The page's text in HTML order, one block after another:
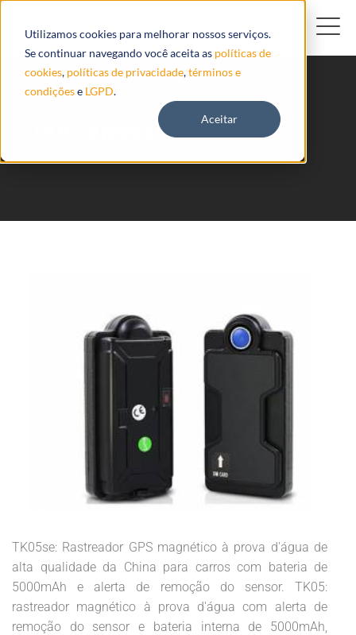
Utilizamos cookies para melhorar nossos serviços.
Se continuar navegando você aceita as políticas de
cookies, políticas de privacidade,términos e
condiçõese LGPD.
Aceitar
TK05 Vjoycar
TK05se: Rastreador GPS magnético à prova d'água de
alta qualidade da China para carros com bateria de
5000mAh e alerta de remoção do sensor. TK05:
rastreador magnético à prova d'água com alerta de
remoção do sensor e bateria interna de 5000mAh,